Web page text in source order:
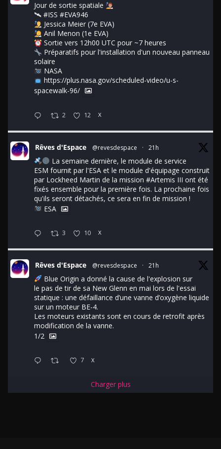
Jour de sortie spatiale
🛰 #ISS #EVA946
Jessica Meier (7e EVA)
Anil Menon (1e EVA)
Sortie vers 12h00 UTC pour ~7 heures
Préparatifs pour l'installation d'un nouveau panneau
solaire
NASA
https://plus.nasa.gov/scheduled-video/u-s-
spacewalk-96/
2 12 X
Rêves d'Espace @revesdespace · 21h
La semaine dernière, le module de service
ESM fournit par l'ESA et le module d'équipage construit
par Lockheed Martin de la mission #Artemis III ont été
fixés ensemble pour la première fois. La prochaine fois
qu'ils seront détachés, ce sera en fin de mission !
ESA
3 10 X
Rêves d'Espace @revesdespace · 21h
Blue Origin a donné la cause de l'explosion sur
le pas de tir de sa New Glenn en mai lors de l'essai
statique : une défaillance d’une vanne d’oxygène liquide
sur un moteur BE-4.
Les moteurs existants sont en cours de retrofit après
modification de la vanne.
1/2
7 X
Charger plus